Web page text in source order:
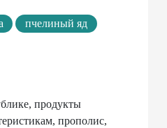
пчелиный яд
продукты
прополис,